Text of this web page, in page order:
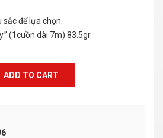
sắc để lựa chọn.
(1cuồn dài 7m) 83.5gr
ADD TO CART